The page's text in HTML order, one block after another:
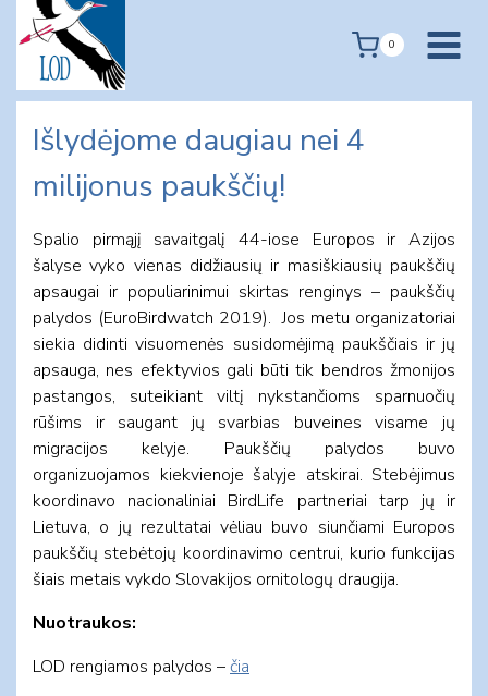
content
0
Išlydėjome daugiau nei 4
milijonus paukščių!
Spalio pirmąjį savaitgalį 44-iose Europos ir Azijos
šalyse vyko vienas didžiausių ir masiškiausių paukščių
apsaugai ir populiarinimui skirtas renginys – paukščių
palydos (EuroBirdwatch 2019). Jos metu organizatoriai
siekia didinti visuomenės susidomėjimą paukščiais ir jų
apsauga, nes efektyvios gali būti tik bendros žmonijos
pastangos, suteikiant viltį nykstančioms sparnuočių
rūšims ir saugant jų svarbias buveines visame jų
migracijos kelyje. Paukščių palydos buvo
organizuojamos kiekvienoje šalyje atskirai. Stebėjimus
koordinavo nacionaliniai BirdLife partneriai tarp jų ir
Lietuva, o jų rezultatai vėliau buvo siunčiami Europos
paukščių stebėtojų koordinavimo centrui, kurio funkcijas
šiais metais vykdo Slovakijos ornitologų draugija.
Nuotraukos:
LOD rengiamos palydos –čia